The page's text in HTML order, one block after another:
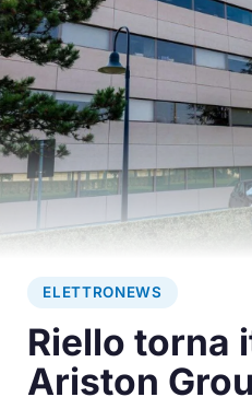
ELETTRONEWS
Riello torna
Ariston